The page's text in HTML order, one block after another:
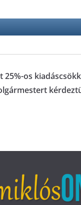
25%-os